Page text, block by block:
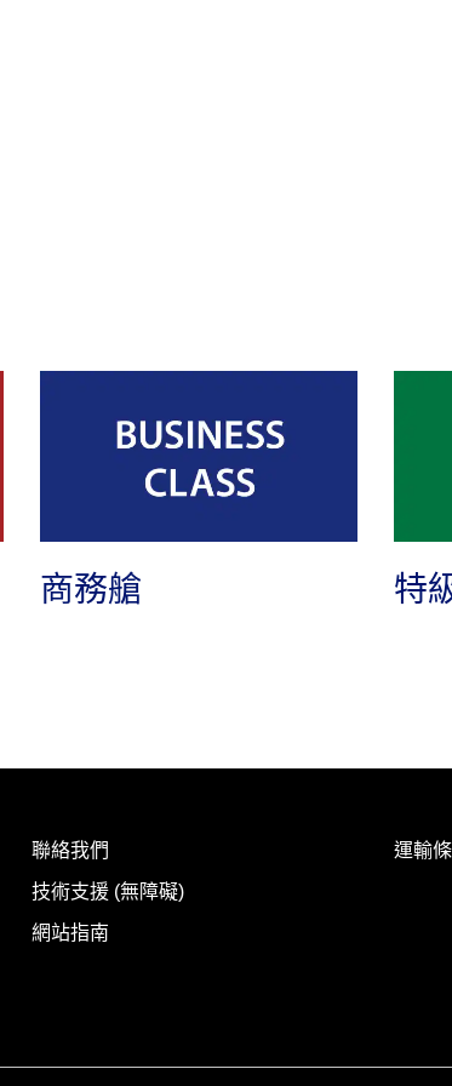
商務艙 特
聯絡我們
技術支援 (無障礙)
網站指南
運輸